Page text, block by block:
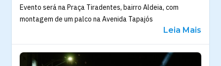
Evento será na Praça Tiradentes, bairro Aldeia, com
montagem de um palco na Avenida Tapajós
Leia Mais